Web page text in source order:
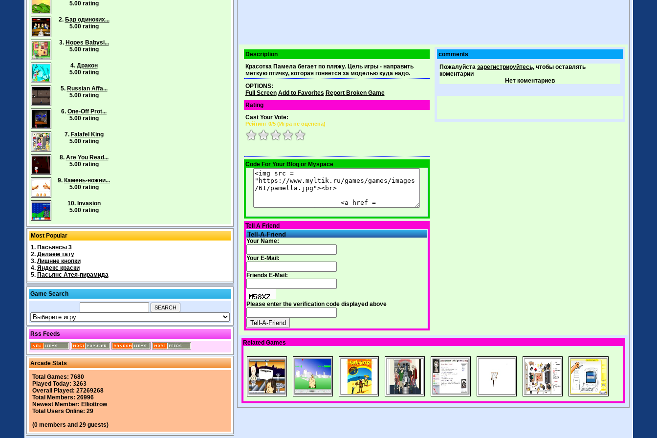
5.00 rating
2. Бар одиноких...
5.00 rating
3. Hopes Babysi...
5.00 rating
4. Дракон
5.00 rating
5. Russian Affa...
5.00 rating
6. One-Off Prot...
5.00 rating
7. Falafel King
5.00 rating
8. Are You Read...
5.00 rating
9. Камень-ножни...
5.00 rating
10. Invasion
5.00 rating
Most Popular
1. Пасьянсы 3
2. Делаем тату
3. Лишние кнопки
4. Яндекс краски
5. Пасьянс Атея-пирамида
Game Search
Rss Feeds
Arcade Stats
Total Games: 7680
Played Today: 3263
Overall Played: 27269268
Total Members: 26996
Newest Member: Elliottrow
Total Users Online: 29
(0 members and 29 guests)
Description
Красотка Памела бегает по пляжу. Цель игры - направить
меткую птичку, которая гоняется за моделью куда надо.
OPTIONS:
Full Screen Add to Favorites Report Broken Game
Rating
Cast Your Vote:
Рейтинг 0/5 (Игра не оценена)
Code For Your Blog or Myspace
Tell A Friend
Tell-A-Friend
Your Name:
Your E-Mail:
Friends E-Mail:
Please enter the verification code displayed above
comments
Пожалуйста зарегистрируйтесь,чтобы оставлять
коментарии
Нет коментариев
Related Games